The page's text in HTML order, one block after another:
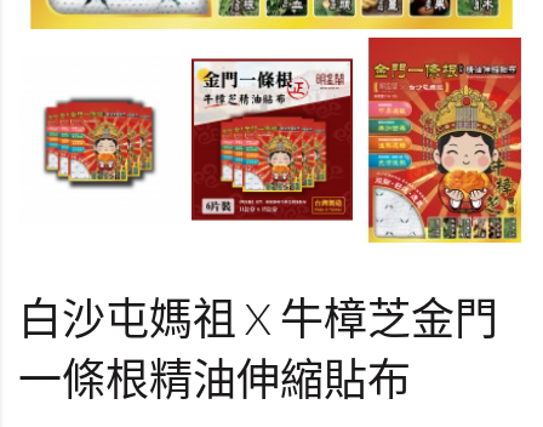
白沙屯媽祖 X 牛樟芝金門
一條根精油伸縮貼布